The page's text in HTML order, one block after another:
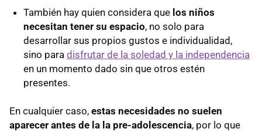
También hay quien considera que los niños
necesitan tener su espacio, no solo para
desarrollar sus propios gustos e individualidad,
sino para disfrutar de la soledad y la independencia
en un momento dado sin que otros estén
presentes.
En cualquier caso, estas necesidades no suelen
aparecer antes de la la pre-adolescencia, por lo que